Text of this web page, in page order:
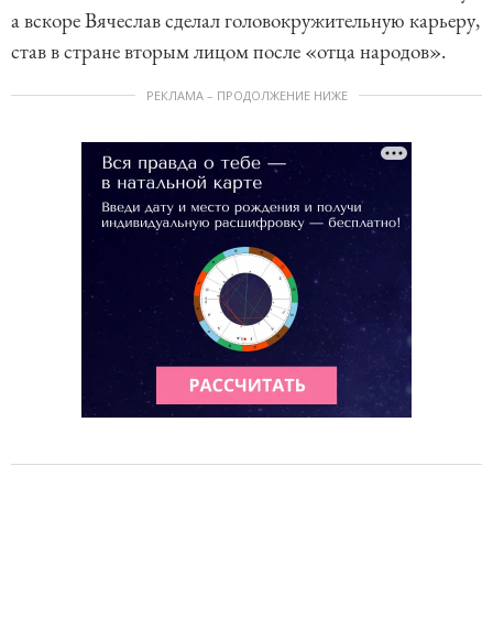
а вскоре Вячеслав сделал головокружительную карьеру,
став в стране вторым лицом после «отца народов».
РЕКЛАМА – ПРОДОЛЖЕНИЕ НИЖЕ